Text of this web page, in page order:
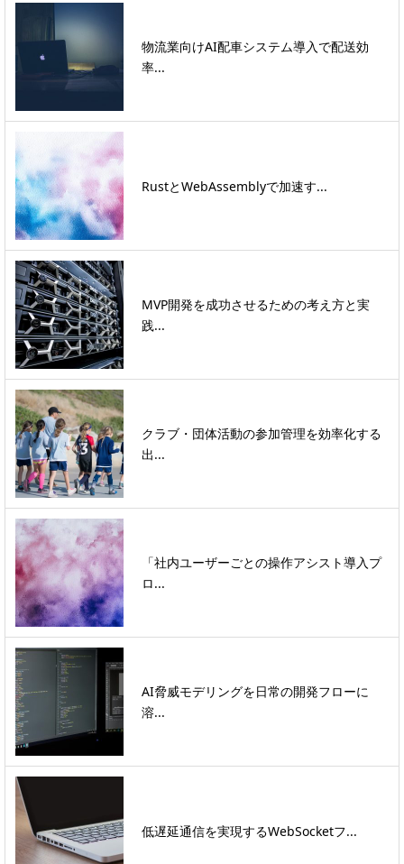
物流業向けAI配車システム導入で配送効
率...
RustとWebAssemblyで加速す...
MVP開発を成功させるための考え方と実
践...
クラブ・団体活動の参加管理を効率化する
出...
「社内ユーザーごとの操作アシスト導入プ
ロ...
AI脅威モデリングを日常の開発フローに
溶...
低遅延通信を実現するWebSocketフ...